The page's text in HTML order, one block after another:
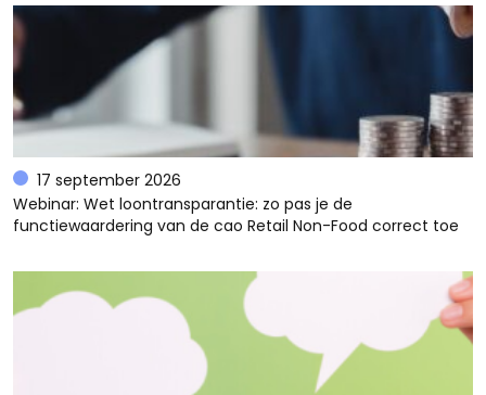
17 september 2026
Webinar: Wet loontransparantie: zo pas je de
functiewaardering van de cao Retail Non-Food correct toe